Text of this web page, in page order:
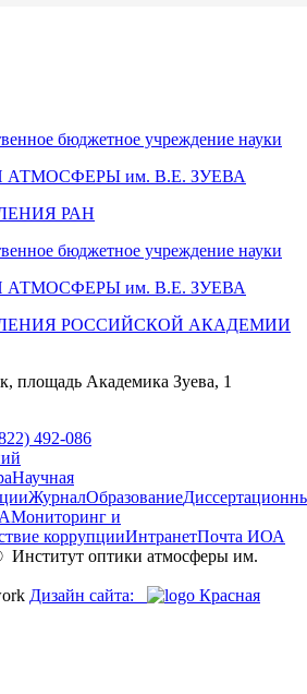
бюджетное учреждение науки
АТМОСФЕРЫ им. В.Е. ЗУЕВА
РАН
бюджетное учреждение науки
АТМОСФЕРЫ им. В.Е. ЗУЕВА
РОССИЙСКОЙ АКАДЕМИИ
площадь Академика Зуева, 1
492-086
Научная
ЖурналОбразование
Мониторинг и
коррупцииИнтранетПочта ИОА
Институт оптики атмосферы им.
Дизайн сайта:
Красная